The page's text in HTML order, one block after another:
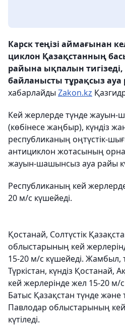
Карск теңізі аймағынан
циклон Қазақстанның
райына ықпалын
байланысты тұрақсыз
хабарлайды Zakon.kz
Кей жерлерде түнде
(көбінесе жаңбыр), күндіз
республиканың оңтүстік-
антициклон жотасының
жауын-шашынсыз ауа райы
Республиканың кей
20 м/с күшейеді.
Қостанай, Солтүстік
облыстарының кей
15-20 м/с күшейеді. Жамбыл,
Түркістан, күндіз
кей жерлерінде жел 15-20 м/
Батыс Қазақстан түнде және
Павлодар облыстарының
күтіледі.